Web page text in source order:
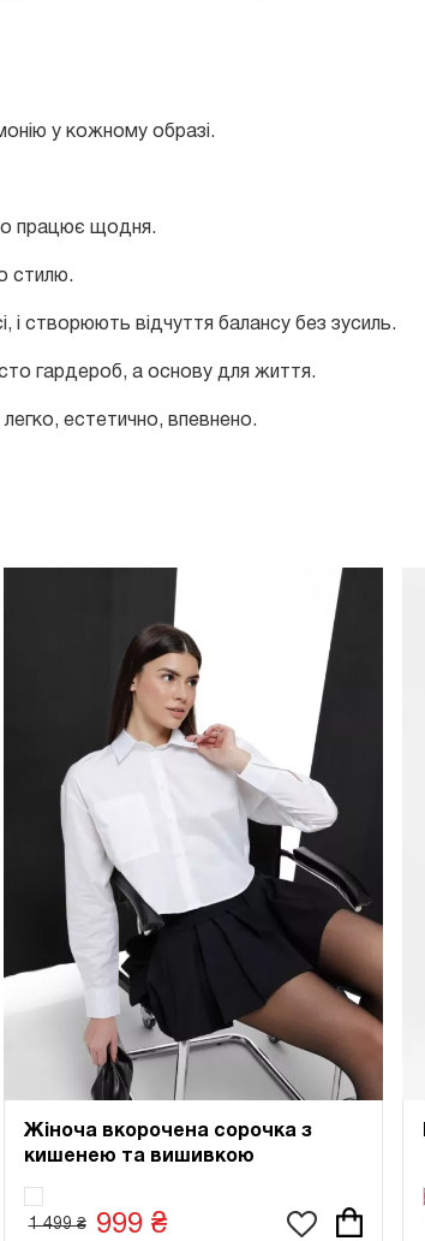
у кожному образі.
працює щодня.
стилю.
створюють відчуття балансу без зусиль.
гардероб, а основу для життя.
естетично, впевнено.
Жіноча вкорочена сорочка з
кишенею та вишивкою
1 499 ₴ 999 ₴